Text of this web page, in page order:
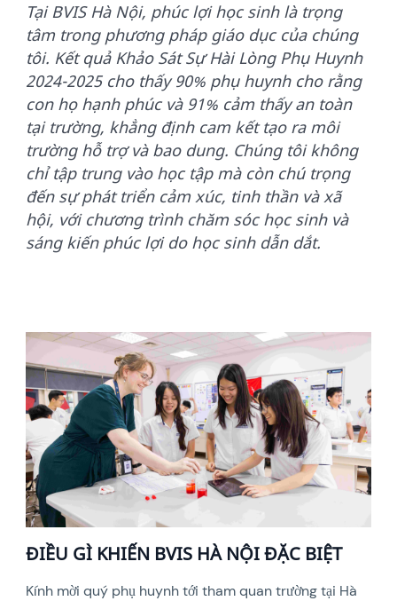
Tại BVIS Hà Nội, phúc lợi học sinh là trọng
tâm trong phương pháp giáo dục của chúng
tôi. Kết quả Khảo Sát Sự Hài Lòng Phụ Huynh
2024-2025 cho thấy 90% phụ huynh cho rằng
con họ hạnh phúc và 91% cảm thấy an toàn
tại trường, khẳng định cam kết tạo ra môi
trường hỗ trợ và bao dung. Chúng tôi không
chỉ tập trung vào học tập mà còn chú trọng
đến sự phát triển cảm xúc, tinh thần và xã
hội, với chương trình chăm sóc học sinh và
sáng kiến phúc lợi do học sinh dẫn dắt.
ĐIỀU GÌ KHIẾN BVIS HÀ NỘI ĐẶC BIỆT
Kính mời quý phụ huynh tới tham quan trường tại Hà